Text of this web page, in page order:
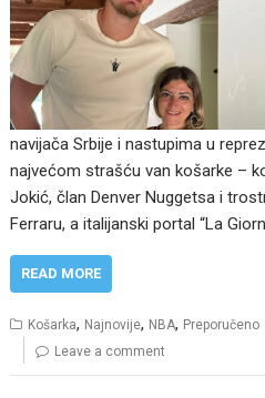
navijača Srbije i nastupima u
najvećom strašću van košarke –
Jokić, član Denver Nuggetsa i
Ferraru, a italijanski portal “La
READ MORE
Košarka, Najnovije, NBA, Preporučeno
Leave a comment